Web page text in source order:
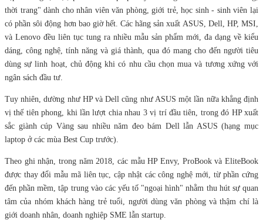
thời trang" dành cho nhân viên văn phòng, giới trẻ, học sinh - sinh viên lại
có phần sôi động hơn bao giờ hết. Các hãng sản xuất ASUS, Dell, HP, MSI,
và Lenovo đều liên tục tung ra nhiều mẫu sản phẩm mới, đa dạng về kiểu
dáng, công nghệ, tính năng và giá thành, qua đó mang cho đến người tiêu
dùng sự linh hoạt, chủ động khi có nhu cầu chọn mua và tương xứng với
ngân sách đầu tư.
Tuy nhiên, dường như HP và Dell cũng như ASUS một lần nữa khẳng định
vị thế tiên phong, khi lần lượt chia nhau 3 vị trí đầu tiên, trong đó HP xuất
sắc giành cúp Vàng sau nhiều năm đeo bám Dell lẫn ASUS (hạng mục
laptop ở các mùa Best Cup trước).
Theo ghi nhận, trong năm 2018, các mẫu HP Envy, ProBook và EliteBook
được thay đổi mẫu mã liên tục, cập nhật các công nghệ mới, từ phần cứng
đến phần mềm, tập trung vào các yếu tố "ngoại hình" nhằm thu hút sự quan
tâm của nhóm khách hàng trẻ tuổi, người dùng văn phòng và thậm chí là
giới doanh nhân, doanh nghiệp SME lẫn startup.